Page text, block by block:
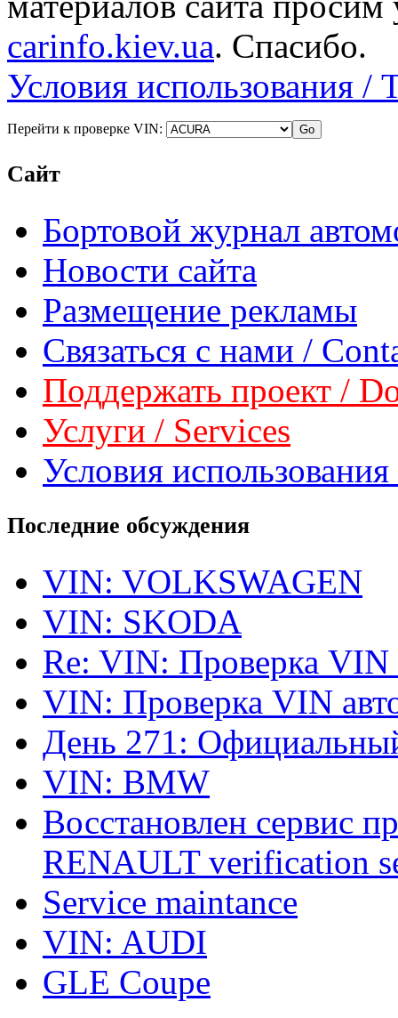
carinfo.kiev.ua. Спасибо.
Условия использования /
Перейти к проверке VIN:
Сайт
Бортовой журнал
Новости сайта
Размещение рекламы
Связаться с нами /
Поддержать проект /
Услуги / Services
Условия
Последние обсуждения
VIN: VOLKSWAGEN
VIN: SKODA
Re: VIN: Проверка VIN
VIN: Проверка VIN
День 271:
VIN: BMW
Восстановлен сервис
RENAULT verification
Service maintance
VIN: AUDI
GLE Coupe